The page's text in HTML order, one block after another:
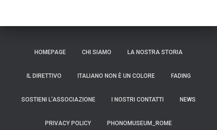
HOMEPAGE CHI SIAMO LA NOSTRA STORIA
IL DIRETTIVO ITALIANO NON È UN COLORE FADING
SOSTIENI L’ASSOCIAZIONE I NOSTRI CONTATTI NEWS
PRIVACY POLICY PHONOMUSEUM_ROME